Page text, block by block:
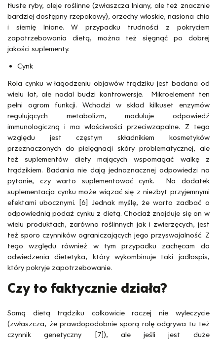
tłuste ryby, oleje roślinne (zwłaszcza lniany, ale też znacznie
bardziej dostępny rzepakowy), orzechy włoskie, nasiona chia
i siemię lniane. W przypadku trudności z pokryciem
zapotrzebowania dietą, można też sięgnąć po dobrej
jakości suplementy.
Cynk
Rola cynku w łagodzeniu objawów trądziku jest badana od
wielu lat, ale nadal budzi kontrowersje. Mikroelement ten
pełni ogrom funkcji. Wchodzi w skład kilkuset enzymów
regulujących metabolizm, moduluje odpowiedź
immunologiczną i ma właściwości przeciwzapalne. Z tego
względu jest częstym składnikiem kosmetyków
przeznaczonych do pielęgnacji skóry problematycznej, ale
też suplementów diety mających wspomagać walkę z
trądzikiem. Badania nie dają jednoznacznej odpowiedzi na
pytanie, czy warto suplementować cynk. Na dodatek
suplementacja cynku może wiązać się z niezbyt przyjemnymi
efektami ubocznymi. [6] Jednak myślę, że warto zadbać o
odpowiednią podaż cynku z dietą. Chociaż znajduje się on w
wielu produktach, zarówno roślinnych jak i zwierzęcych, jest
też sporo czynników ograniczających jego przyswajalność. Z
tego względu również w tym przypadku zachęcam do
odwiedzenia dietetyka, który wykombinuje taki jadłospis,
który pokryje zapotrzebowanie.
Czy to faktycznie działa?
Samą dietą trądziku całkowicie raczej nie wyleczycie
(zwłaszcza, że prawdopodobnie sporą rolę odgrywa tu też
czynnik genetyczny [7]), ale jeśli jest duże